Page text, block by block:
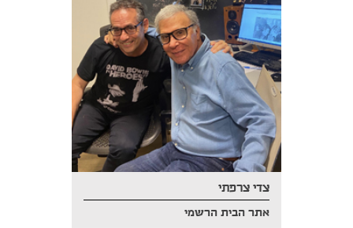
צדי צרפתי
אתר הבית הרשמי